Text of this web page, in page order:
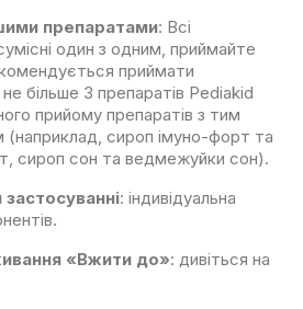
препаратами: Всі
один з одним, приймайте
приймати
більше 3 препаратів Pediakid
прийому препаратів з тим
(наприклад, сироп імуно-форт та
сироп сон та ведмежуйки сон).
: індивідуальна
«Вжити до»: дивіться на